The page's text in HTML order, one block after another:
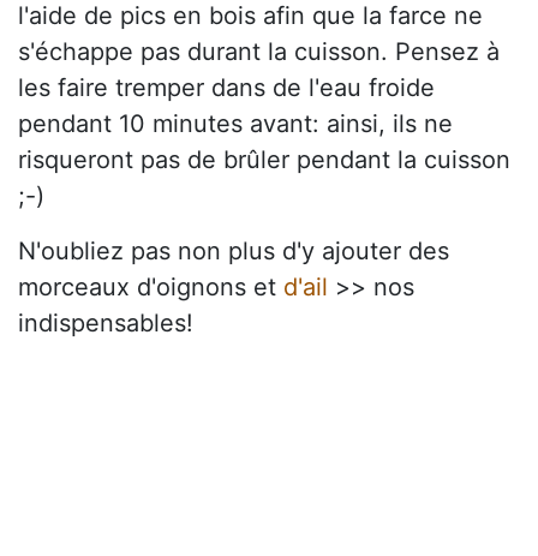
l'aide de pics en bois afin que la farce ne
s'échappe pas durant la cuisson. Pensez à
les faire tremper dans de l'eau froide
pendant 10 minutes avant: ainsi, ils ne
risqueront pas de brûler pendant la cuisson
;-)
N'oubliez pas non plus d'y ajouter des
morceaux d'oignons et d'ail >> nos
indispensables!